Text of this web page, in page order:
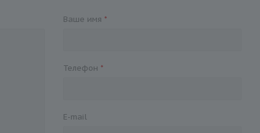
Ваше имя*
Телефон*
E-mail